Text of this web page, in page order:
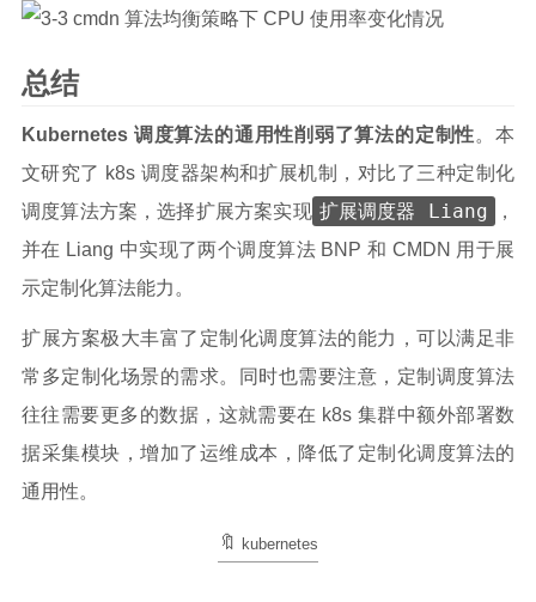
总结
Kubernetes 调度算法的通用性削弱了算法的定制性。本
文研究了 k8s 调度器架构和扩展机制，对比了三种定制化
调度算法方案，选择扩展方案实现 扩展调度器 Liang
，
并在 Liang 中实现了两个调度算法 BNP 和 CMDN 用于展
示定制化算法能力。
扩展方案极大丰富了定制化调度算法的能力，可以满足非
常多定制化场景的需求。同时也需要注意，定制调度算法
往往需要更多的数据，这就需要在 k8s 集群中额外部署数
据采集模块，增加了运维成本，降低了定制化调度算法的
通用性。
kubernetes